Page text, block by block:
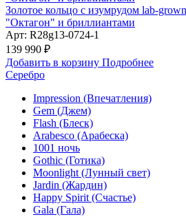
Золотое кольцо с изумрудом lab-
"Октагон" и бриллиантами
Арт: R28g13-0724-1
139 990 ₽
Добавить в корзину Подробнее
Серебро
Impression (Впечатления)
Gem (Джем)
Flash (Блеск)
Arabesco (Арабеска)
1001 ночь
Gothic (Готика)
Moonlight (Лунный свет)
Jardin (Жардин)
Happy Spirit (Счастье)
Gala (Гала)